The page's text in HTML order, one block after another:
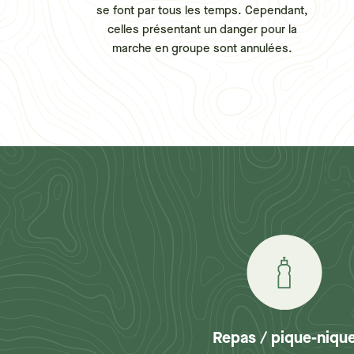
se font par tous les temps. Cependant,
celles présentant un danger pour la
marche en groupe sont annulées.
Repas / pique-